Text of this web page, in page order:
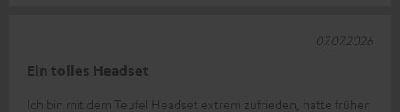
Ein tolles Headset
Ich bin mit dem Teufel Headset extrem zufrieden, hatte früher
07.07.2026